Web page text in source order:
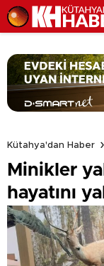
Kütahya'dan Haber
Minikler
hayatını